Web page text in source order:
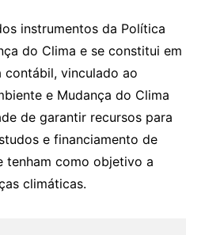
instrumentos da Política
do Clima e se constitui em
contábil, vinculado ao
e Mudança do Clima
de garantir recursos para
e financiamento de
tenham como objetivo a
climáticas.